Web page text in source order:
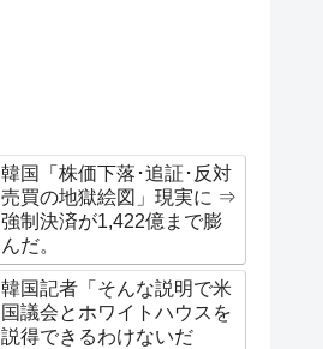
韓国「株価下落･追証･反対
売買の地獄絵図」現実に ⇒
強制決済が1,422億まで膨
んだ。
韓国記者「そんな説明で米
国議会とホワイトハウスを
説得できるわけないだ